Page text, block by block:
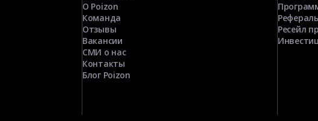
О Poizon
Команда
Отзывы
Вакансии
СМИ о нас
Контакты
Блог Poizon
Ресейл